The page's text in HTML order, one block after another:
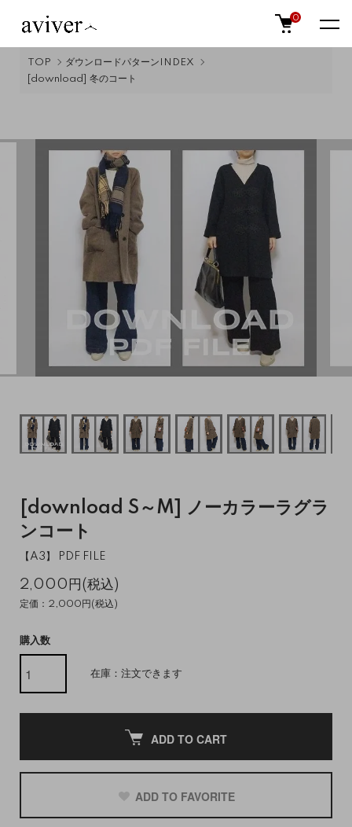
0
TOP
ダウンロードパターンINDEX
[download] 冬のコート
[download S～M] ノーカラーラグラ
ンコート
【A3】 PDF FILE
2,000円(税込)
定価：2,000円(税込)
購入数
在庫：注文できます
ADD TO CART
ADD TO FAVORITE